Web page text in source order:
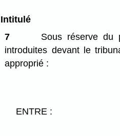
Intitulé
7
Sous réserve du
introduites devant le
approprié :
ENTRE :